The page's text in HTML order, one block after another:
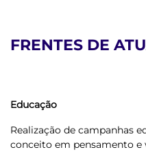
FRENTES DE
Educação
Realização de campanhas
conceito em pensamento e